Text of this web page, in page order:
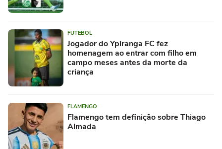
FUTEBOL
Jogador do Ypiranga FC fez
homenagem ao entrar com filho em
campo meses antes da morte da
criança
FLAMENGO
Flamengo tem definição sobre Thiago
Almada